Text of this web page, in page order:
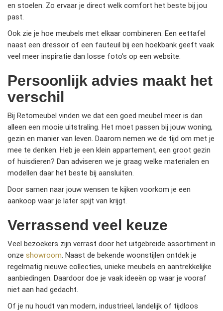
en stoelen. Zo ervaar je direct welk comfort het beste bij jou
past.
Ook zie je hoe meubels met elkaar combineren. Een eettafel
naast een dressoir of een fauteuil bij een hoekbank geeft vaak
veel meer inspiratie dan losse foto’s op een website.
Persoonlijk advies maakt het
verschil
Bij Retomeubel vinden we dat een goed meubel meer is dan
alleen een mooie uitstraling. Het moet passen bij jouw woning,
gezin en manier van leven. Daarom nemen we de tijd om met je
mee te denken. Heb je een klein appartement, een groot gezin
of huisdieren? Dan adviseren we je graag welke materialen en
modellen daar het beste bij aansluiten.
Door samen naar jouw wensen te kijken voorkom je een
aankoop waar je later spijt van krijgt.
Verrassend veel keuze
Veel bezoekers zijn verrast door het uitgebreide assortiment in
onze showroom. Naast de bekende woonstijlen ontdek je
regelmatig nieuwe collecties, unieke meubels en aantrekkelijke
aanbiedingen. Daardoor doe je vaak ideeën op waar je vooraf
niet aan had gedacht.
Of je nu houdt van modern, industrieel, landelijk of tijdloos